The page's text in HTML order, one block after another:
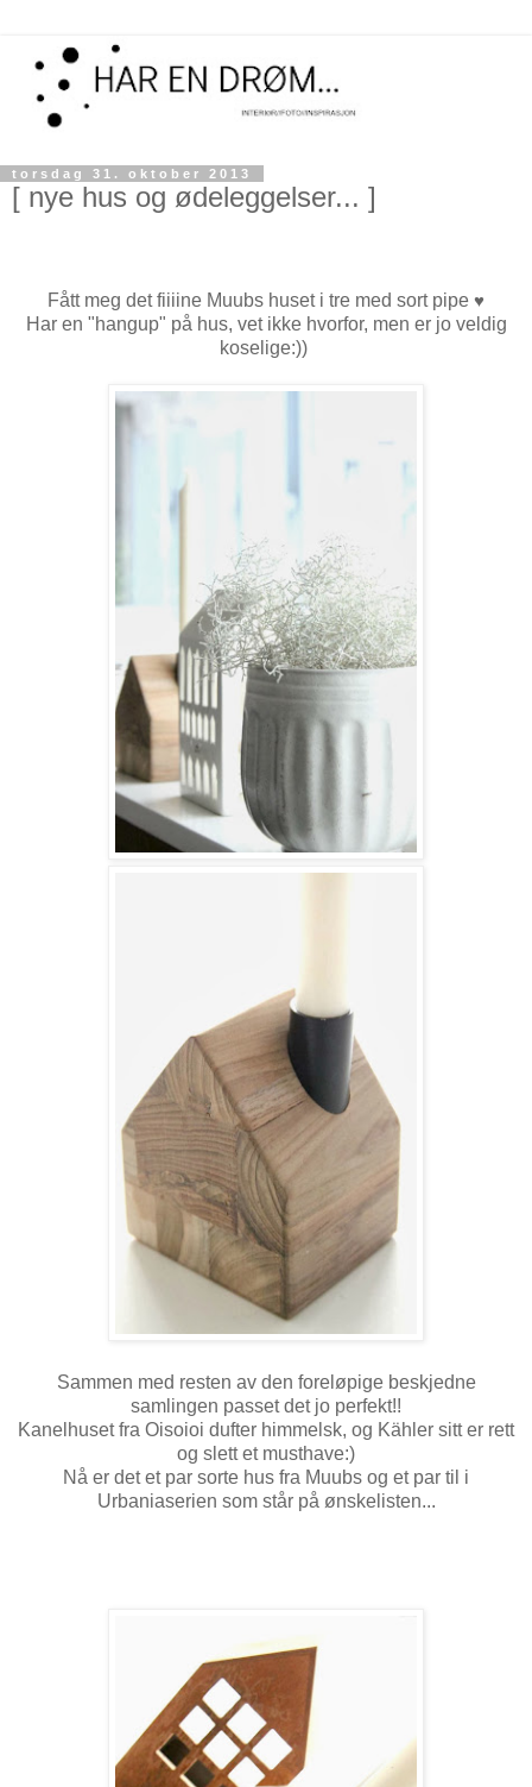
torsdag 31. oktober 2013
[ nye hus og ødeleggelser... ]
Fått meg det fiiiine Muubs huset i tre med sort pipe ♥
Har en "hangup" på hus, vet ikke hvorfor, men er jo veldig
koselige:))
Sammen med resten av den foreløpige beskjedne
samlingen passet det jo perfekt!!
Kanelhuset fra Oisoioi dufter himmelsk, og Kähler sitt er rett
og slett et musthave:)
Nå er det et par sorte hus fra Muubs og et par til i
Urbaniaserien som står på ønskelisten...